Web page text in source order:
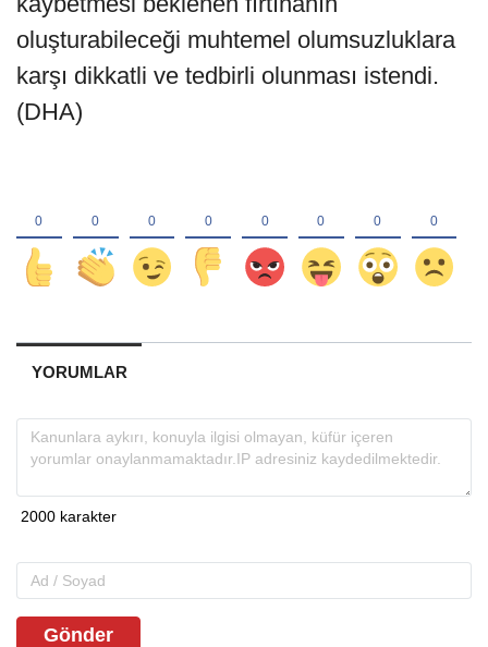
oluşturabileceği muhtemel olumsuzluklara
karşı dikkatli ve tedbirli olunması istendi.
(DHA)
YORUMLAR
Gönder